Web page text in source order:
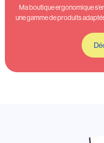
Ma boutique ergonomique
une gamme de produits